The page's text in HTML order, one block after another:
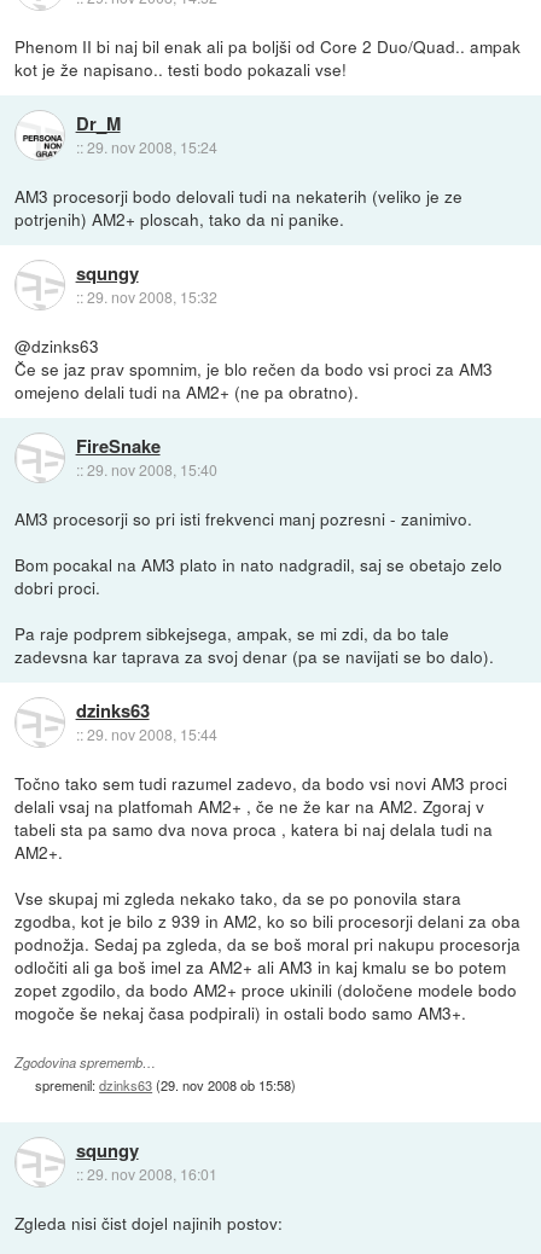
Phenom II bi naj bil enak ali pa boljši od Core 2 Duo/Quad.. ampak
kot je že napisano.. testi bodo pokazali vse!
Dr_M
::29. nov 2008, 15:24
AM3 procesorji bodo delovali tudi na nekaterih (veliko je ze
potrjenih) AM2+ ploscah, tako da ni panike.
squngy
::29. nov 2008, 15:32
@dzinks63
Če se jaz prav spomnim, je blo rečen da bodo vsi proci za AM3
omejeno delali tudi na AM2+ (ne pa obratno).
FireSnake
::29. nov 2008, 15:40
AM3 procesorji so pri isti frekvenci manj pozresni - zanimivo.
Bom pocakal na AM3 plato in nato nadgradil, saj se obetajo zelo
dobri proci.
Pa raje podprem sibkejsega, ampak, se mi zdi, da bo tale
zadevsna kar taprava za svoj denar (pa se navijati se bo dalo).
dzinks63
::29. nov 2008, 15:44
Točno tako sem tudi razumel zadevo, da bodo vsi novi AM3 proci
delali vsaj na platfomah AM2+ , če ne že kar na AM2. Zgoraj v
tabeli sta pa samo dva nova proca , katera bi naj delala tudi na
AM2+.
Vse skupaj mi zgleda nekako tako, da se po ponovila stara
zgodba, kot je bilo z 939 in AM2, ko so bili procesorji delani za oba
podnožja. Sedaj pa zgleda, da se boš moral pri nakupu procesorja
odločiti ali ga boš imel za AM2+ ali AM3 in kaj kmalu se bo potem
zopet zgodilo, da bodo AM2+ proce ukinili (določene modele bodo
mogoče še nekaj časa podpirali) in ostali bodo samo AM3+.
Zgodovina sprememb…
spremenil:dzinks63(29. nov 2008 ob 15:58)
squngy
::29. nov 2008, 16:01
Zgleda nisi čist dojel najinih postov: